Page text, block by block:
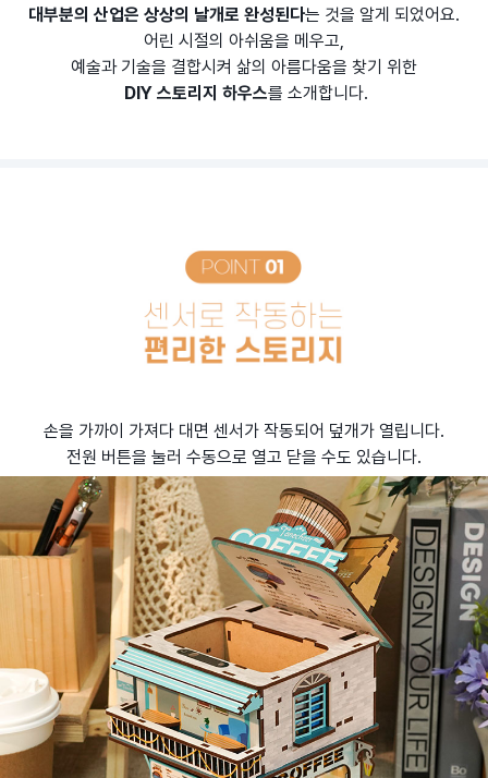
대부분의 산업은 상상의 날개로 완성된다는 것을 알게 되었어요.
어린 시절의 아쉬움을 메우고,
예술과 기술을 결합시켜 삶의 아름다움을 찾기 위한
DIY 스토리지 하우스를 소개합니다.
손을 가까이 가져다 대면 센서가 작동되어 덮개가 열립니다.
전원 버튼을 눌러 수동으로 열고 닫을 수도 있습니다.